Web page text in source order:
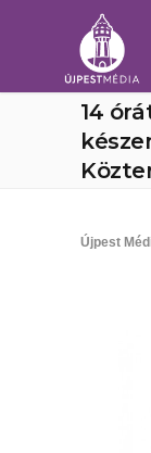
14
Újpest